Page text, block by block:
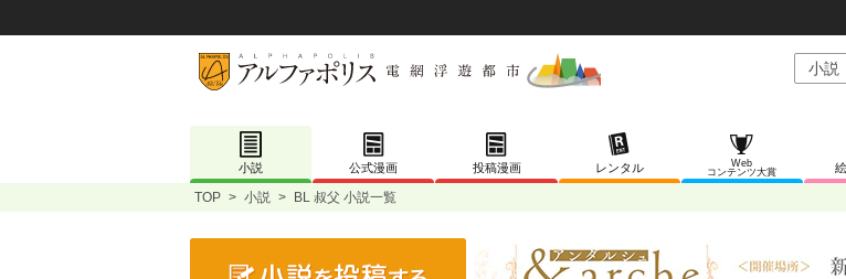
小説 公式漫画 投稿漫画 レンタル
Web
コンテンツ大賞
TOP > 小説 > BL 叔父 小説一覧